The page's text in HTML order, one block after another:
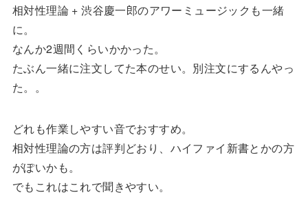
相対性理論 + 渋谷慶一郎のアワーミュージックも一緒
に。
なんか2週間くらいかかった。
たぶん一緒に注文してた本のせい。別注文にするんやっ
た。。
どれも作業しやすい音でおすすめ。
相対性理論の方は評判どおり、ハイファイ新書とかの方
がぽいかも。
でもこれはこれで聞きやすい。